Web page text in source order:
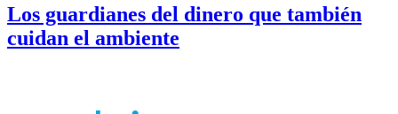
Los guardianes del dinero que también
cuidan el ambiente